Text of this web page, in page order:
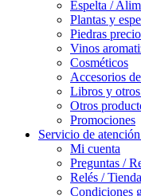
Espelta /
Plantas y
Piedras
Vinos
Cosméticos
Accesorios
Libros y
Otros
Promociones
Servicio de
Mi cuenta
Preguntas /
Relés /
Condiciones